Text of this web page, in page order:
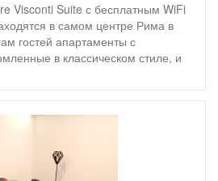
Visconti Suite с бесплатным WiFi
в самом центре Рима в
гостей апартаменты с
в классическом стиле, и